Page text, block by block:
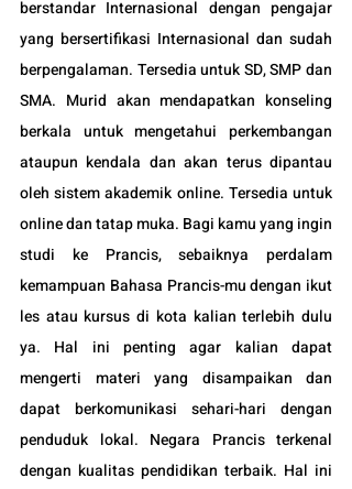
berstandar Internasional dengan pengajar
yang bersertifikasi Internasional dan sudah
berpengalaman. Tersedia untuk SD, SMP dan
SMA. Murid akan mendapatkan konseling
berkala untuk mengetahui perkembangan
ataupun kendala dan akan terus dipantau
oleh sistem akademik online. Tersedia untuk
online dan tatap muka. Bagi kamu yang ingin
studi ke Prancis, sebaiknya perdalam
kemampuan Bahasa Prancis-mu dengan ikut
les atau kursus di kota kalian terlebih dulu
ya. Hal ini penting agar kalian dapat
mengerti materi yang disampaikan dan
dapat berkomunikasi sehari-hari dengan
penduduk lokal. Negara Prancis terkenal
dengan kualitas pendidikan terbaik. Hal ini